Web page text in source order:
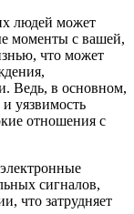
людей может
моменты с вашей,
что может
Ведь, в основном,
уязвимость
отношения с
сигналов,
что затрудняет